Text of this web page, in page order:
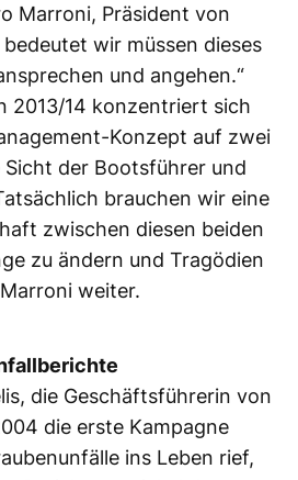
Marroni, Präsident von
bedeutet wir müssen dieses
und angehen.“
2013/14 konzentriert sich
Konzept auf zwei
der Bootsführer und
brauchen wir eine
zwischen diesen beiden
zu ändern und Tragödien
weiter.
die Geschäftsführerin von
die erste Kampagne
ins Leben rief,